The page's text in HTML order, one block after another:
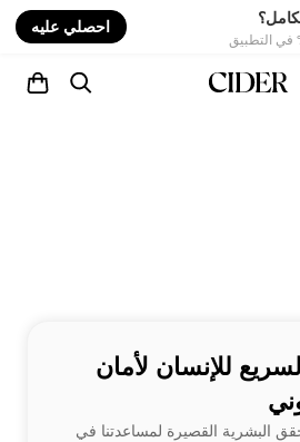
احصلي عليه
للإنسان لأمان
البشرية القصيرة لمساعدتنا في